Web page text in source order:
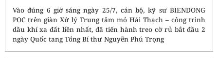
Vào đúng 6 giờ sáng ngày 25/7, cán bộ, kỹ sư BIENDONG
POC trên giàn Xử lý Trung tâm mỏ Hải Thạch – công trình
dầu khí xa đất liền nhất, đã tiến hành treo cờ rủ bắt đầu 2
ngày Quốc tang Tổng Bí thư Nguyễn Phú Trọng